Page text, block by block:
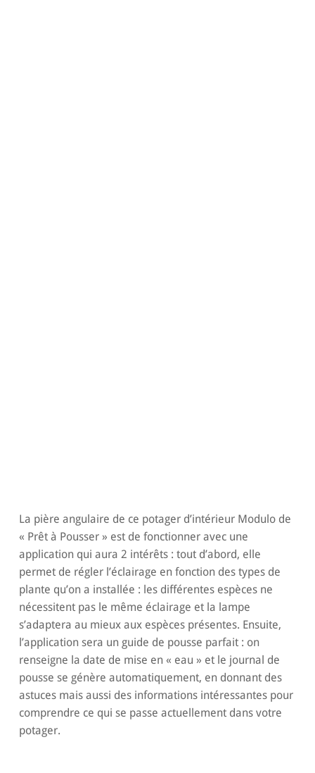
La pière angulaire de ce potager d’intérieur Modulo de
« Prêt à Pousser » est de fonctionner avec une
application qui aura 2 intérêts : tout d’abord, elle
permet de régler l’éclairage en fonction des types de
plante qu’on a installée : les différentes espèces ne
nécessitent pas le même éclairage et la lampe
s’adaptera au mieux aux espèces présentes. Ensuite,
l’application sera un guide de pousse parfait : on
renseigne la date de mise en « eau » et le journal de
pousse se génère automatiquement, en donnant des
astuces mais aussi des informations intéressantes pour
comprendre ce qui se passe actuellement dans votre
potager.